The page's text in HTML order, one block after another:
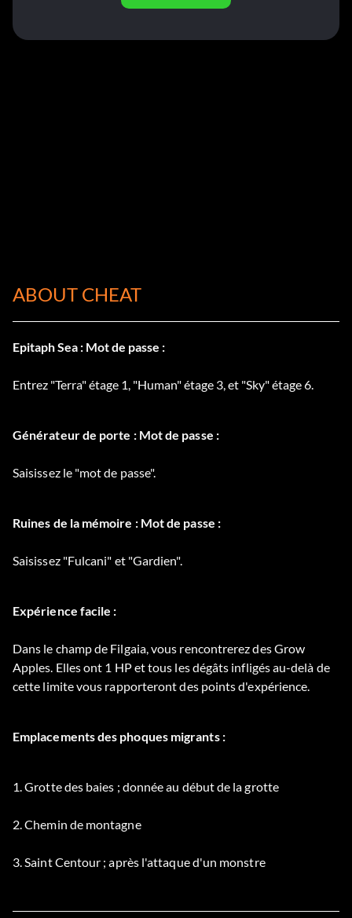
ABOUT CHEAT
Epitaph Sea : Mot de passe :
Entrez "Terra" étage 1, "Human" étage 3, et "Sky" étage 6.
Générateur de porte : Mot de passe :
Saisissez le "mot de passe".
Ruines de la mémoire : Mot de passe :
Saisissez "Fulcani" et "Gardien".
Expérience facile :
Dans le champ de Filgaia, vous rencontrerez des Grow
Apples. Elles ont 1 HP et tous les dégâts infligés au-delà de
cette limite vous rapporteront des points d'expérience.
Emplacements des phoques migrants :
1. Grotte des baies ; donnée au début de la grotte
2. Chemin de montagne
3. Saint Centour ; après l'attaque d'un monstre